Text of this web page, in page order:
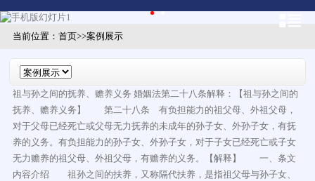
当前位置： 首页>>案例展示
祖与孙之间的抚养、赡养义务 婚姻法第二十八条解释：【祖与孙之间的
抚养、赡养义务】 第二十八条 有负担能力的祖父母、外祖父母，
对于父母已经死亡或父母无力抚养的未成年的孙子女、外孙子女，有抚
养的义务。有负担能力的孙子女、外孙子女，对于子女已经死亡或子女
无力赡养的祖父母、外祖父母，有赡养的义务。【解释】 一、条文
内容介绍 祖孙之间的扶养，又称隔代扶养，是指祖父母与孙子女、